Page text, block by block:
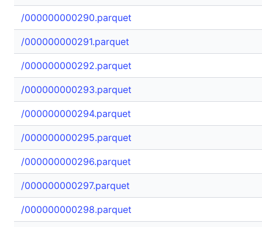
/000000000290.parquet
/000000000291.parquet
/000000000292.parquet
/000000000293.parquet
/000000000294.parquet
/000000000295.parquet
/000000000296.parquet
/000000000297.parquet
/000000000298.parquet